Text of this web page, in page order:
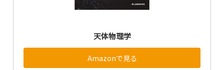
天体物理学
Amazonで見る